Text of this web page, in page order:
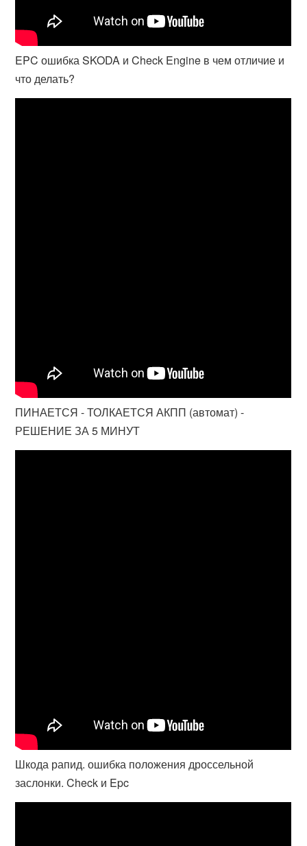
EPC ошибка SKODA и Check Engine в чем отличие и
что делать?
ПИНАЕТСЯ - ТОЛКАЕТСЯ АКПП (автомат) -
РЕШЕНИЕ ЗА 5 МИНУТ
Шкода рапид. ошибка положения дроссельной
заслонки. Check и Epc